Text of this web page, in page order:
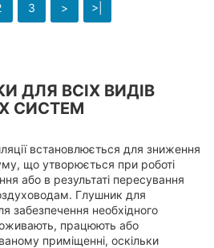
3 > >|
ДЛЯ ВСІХ ВИДІВ
СИСТЕМ
встановлюється для зниження
що утворюється при роботі
або в результаті пересування
Глушник для
забезпечення необхідного
працюють або
приміщенні, оскільки